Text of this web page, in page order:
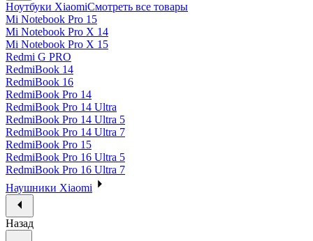
Ноутбуки XiaomiСмотреть все товары
Mi Notebook Pro 15
Mi Notebook Pro X 14
Mi Notebook Pro X 15
Redmi G PRO
RedmiBook 14
RedmiBook 16
RedmiBook Pro 14
RedmiBook Pro 14 Ultra
RedmiBook Pro 14 Ultra 5
RedmiBook Pro 14 Ultra 7
RedmiBook Pro 15
RedmiBook Pro 16 Ultra 5
RedmiBook Pro 16 Ultra 7
Наушники Xiaomi
Назад